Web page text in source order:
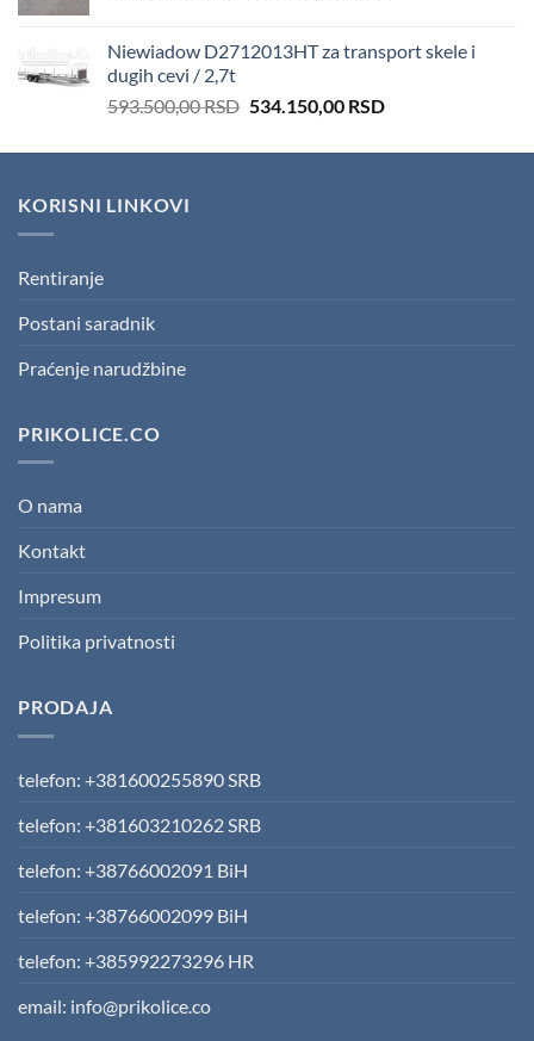
134.850,00 RSD.106.808,00 RSD.
Niewiadow D2712013HT za transport skele i
dugih cevi / 2,7t
593.500,00RSD Original
was:
534.150,00 RSDCurrent
is:
KORISNI LINKOVI
Rentiranje
Postani saradnik
Praćenje narudžbine
PRIKOLICE.CO
O nama
Kontakt
Impresum
Politika privatnosti
PRODAJA
telefon: +381600255890 SRB
telefon: +381603210262 SRB
telefon: +38766002091 BiH
telefon: +38766002099 BiH
telefon: +385992273296 HR
email: info@prikolice.co